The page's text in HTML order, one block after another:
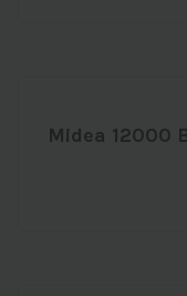
Midea 12000